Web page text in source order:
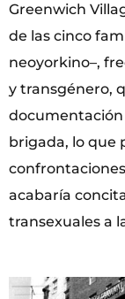
Greenwich
de las cinco
neoyorkino–,
y transgénero,
documentación
brigada, lo que
acabaría
transexuales a